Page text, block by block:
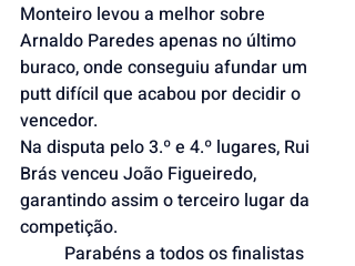
Monteiro levou a melhor sobre
Arnaldo Paredes apenas no último
buraco, onde conseguiu afundar um
putt difícil que acabou por decidir o
vencedor.
Na disputa pelo 3.º e 4.º lugares, Rui
Brás venceu João Figueiredo,
garantindo assim o terceiro lugar da
competição.